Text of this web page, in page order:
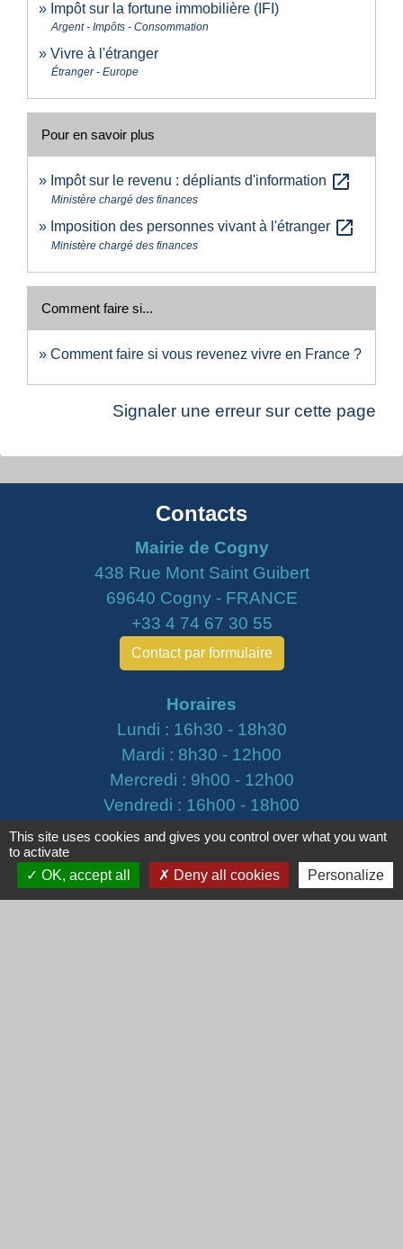
Impôt sur la fortune immobilière (IFI)
Argent - Impôts - Consommation
Vivre à l'étranger
Étranger - Europe
Pour en savoir plus
Impôt sur le revenu : dépliants d'information open_in_new
Ministère chargé des finances
Imposition des personnes vivant à l'étranger open_in_new
Ministère chargé des finances
Comment faire si...
Comment faire si vous revenez vivre en France ?
Signaler une erreur sur cette page
Contacts
Mairie de Cogny
438 Rue Mont Saint Guibert
69640 Cogny - FRANCE
+33 4 74 67 30 55
Contact par formulaire
Horaires
Lundi : 16h30 - 18h30
Mardi : 8h30 - 12h00
Mercredi : 9h00 - 12h00
Vendredi : 16h00 - 18h00
This site uses cookies and gives you control over what you want
to activate
OK, accept all
Deny all cookies Personalize